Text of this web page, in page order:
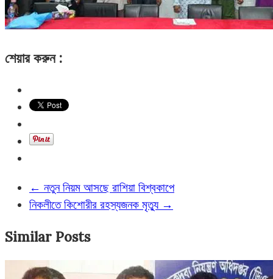
শেয়ার করুন :
← নতুন নিয়ম আসছে রাশিয়া বিশ্বকাপে
নিকলীতে কিশোরীর রহস্যজনক মৃত্যু →
Similar Posts